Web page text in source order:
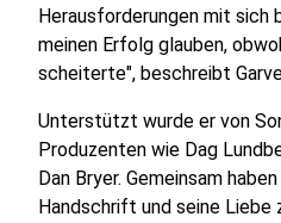
Herausforderungen mit sich
meinen Erfolg glauben,
scheiterte", beschreibt
Unterstützt wurde er von
Produzenten wie Dag
Dan Bryer. Gemeinsam
Handschrift und seine Liebe